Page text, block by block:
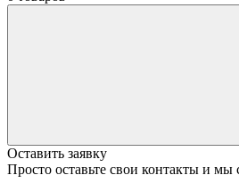
Оставить заявку
Просто оставьте свои контакты и мы